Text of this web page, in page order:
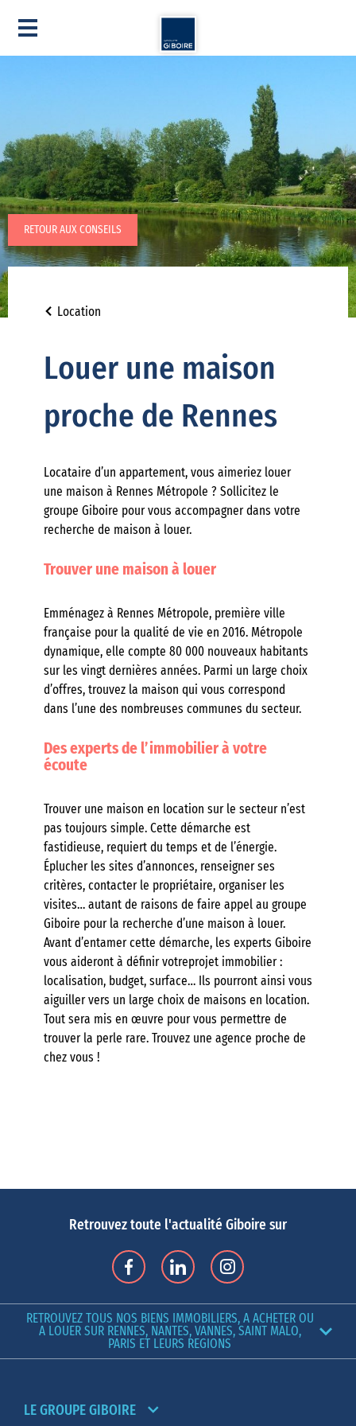
RETOUR AUX CONSEILS
Location
Louer une maison
proche de Rennes
Locataire d’un appartement, vous aimeriez louer
une maison à Rennes Métropole ? Sollicitez le
groupe Giboire pour vous accompagner dans votre
recherche de maison à louer.
Trouver une maison à louer
Emménagez à Rennes Métropole, première ville
française pour la qualité de vie en 2016. Métropole
dynamique, elle compte 80 000 nouveaux habitants
sur les vingt dernières années. Parmi un large choix
d’offres, trouvez la maison qui vous correspond
dans l’une des nombreuses communes du secteur.
Des experts de l’immobilier à votre
écoute
Trouver une maison en location sur le secteur n’est
pas toujours simple. Cette démarche est
fastidieuse, requiert du temps et de l’énergie.
Éplucher les sites d’annonces, renseigner ses
critères, contacter le propriétaire, organiser les
visites… autant de raisons de faire appel au groupe
Giboire pour la recherche d’une maison à louer.
Avant d’entamer cette démarche, les experts Giboire
vous aideront à définir votreprojet immobilier :
localisation, budget, surface… Ils pourront ainsi vous
aiguiller vers un large choix de maisons en location.
Tout sera mis en œuvre pour vous permettre de
trouver la perle rare. Trouvez une agence proche de
chez vous !
Retrouvez toute l'actualité Giboire sur
RETROUVEZ TOUS NOS BIENS IMMOBILIERS, A ACHETER OU
A LOUER SUR RENNES, NANTES, VANNES, SAINT MALO,
PARIS ET LEURS REGIONS
LE GROUPE GIBOIRE